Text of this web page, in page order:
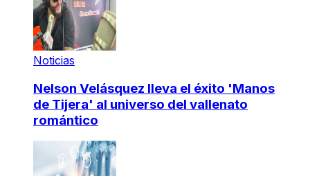
Noticias
Nelson Velásquez lleva el éxito 'Manos
de Tijera' al universo del vallenato
romántico